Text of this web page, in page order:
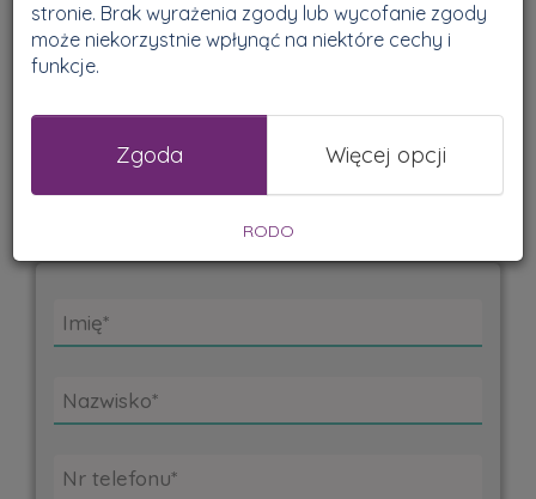
stronie. Brak wyrażenia zgody lub wycofanie zgody
może niekorzystnie wpłynąć na niektóre cechy i
funkcje.
Zgoda Więcej opcji
RODO
Skorzystaj z formularza
Postaramy się odpowiedzieć
na Twoje pytanie w ciągu 48h!